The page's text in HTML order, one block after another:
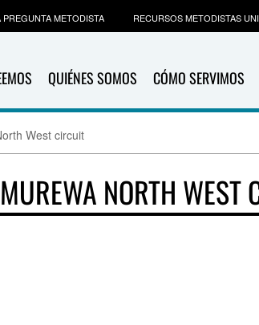
QUIÉNES SOMOS CÓMO SERVIMOS
PREGUNTA METODISTA RECURSOS METODISTAS
West circuit
NORTH WEST